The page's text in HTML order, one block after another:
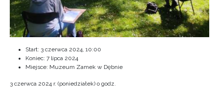
Start: 3 czerwca 2024, 10:00
Koniec: 7 lipca 2024
Miejsce: Muzeum Zamek w Dębnie
3 czerwca 2024 r. (poniedziałek) o godz.